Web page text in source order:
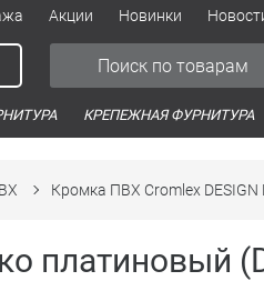
Акции Новинки
КРЕПЕЖНАЯ ФУРНИТУРА
Кромка ПВХ Cromlex
платиновый